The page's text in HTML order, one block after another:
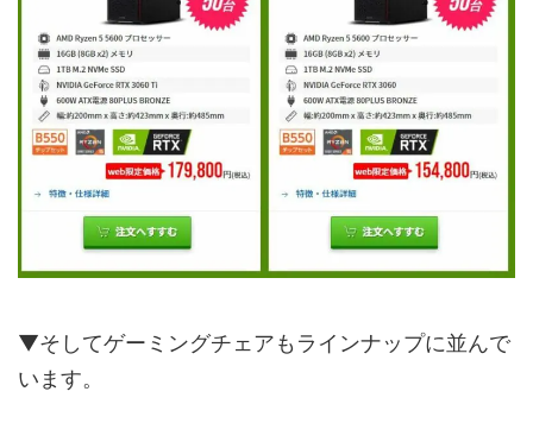
▼そしてゲーミングチェアもラインナップに並んで
います。